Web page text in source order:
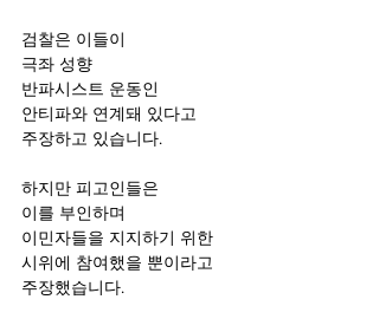
검찰은 이들이
극좌 성향
반파시스트 운동인
안티파와 연계돼 있다고
주장하고 있습니다.
하지만 피고인들은
이를 부인하며
이민자들을 지지하기 위한
시위에 참여했을 뿐이라고
주장했습니다.